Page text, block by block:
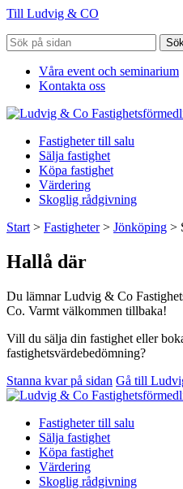
Till Ludvig & CO
Våra event och seminarium
Kontakta oss
Fastigheter till salu
Sälja fastighet
Köpa fastighet
Värdering
Skoglig rådgivning
Start > Fastigheter> Jönköping >
Hallå där
Du lämnar Ludvig & Co
Co. Varmt välkommen tillbaka!
Vill du sälja din fastighet eller
fastighetsvärdebedömning?
Stanna kvar på sidan Gå till
Fastigheter till salu
Sälja fastighet
Köpa fastighet
Värdering
Skoglig rådgivning